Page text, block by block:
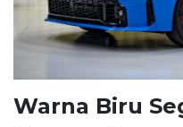
Warna Biru